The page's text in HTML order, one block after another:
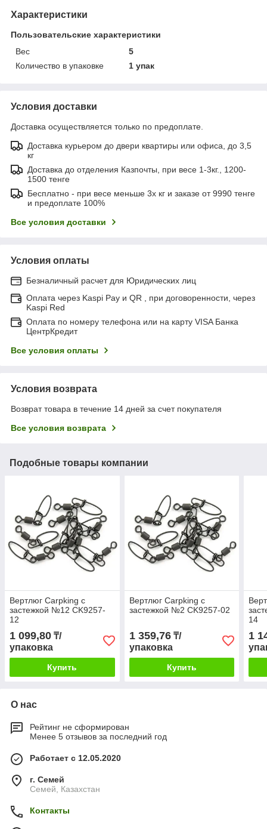
Характеристики
Пользовательские характеристики
Вес
5
Количество в упаковке
1 упак
Условия доставки
Доставка осуществляется только по предоплате.
Доставка курьером до двери квартиры или офиса, до 3,5
кг
Доставка до отделения Казпочты, при весе 1-3кг., 1200-
1500 тенге
Бесплатно - при весе меньше 3х кг и заказе от 9990 тенге
и предоплате 100%
Все условия доставки
Условия оплаты
Безналичный расчет для Юридических лиц
Оплата через Kaspi Pay и QR , при договоренности, через
Kaspi Red
Оплата по номеру телефона или на карту VISA Банка
ЦентрКредит
Все условия оплаты
Условия возврата
Возврат товара в течение 14 дней за счет покупателя
Все условия возврата
Подобные товары компании
Вертлюг Carpking с
застежкой №12 CK9257-
12
1 099,80 ₸/
упаковка
Купить
Вертлюг Carpking с
застежкой №2 CK9257-02
1 359,76₸/
упаковка
Купить
14
1
О нас
Рейтинг не сформирован
Менее 5 отзывов за последний год
Работает с 12.05.2020
г. Семей
Семей, Казахстан
Контакты